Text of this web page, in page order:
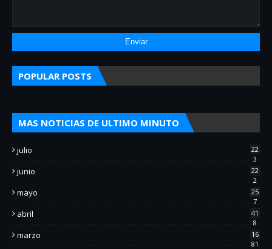
POPULAR POSTS
MAS NOTICIAS DE ULTIMO MINUTO
julio
22
3
junio
22
2
mayo
25
7
abril
41
8
marzo
16
81